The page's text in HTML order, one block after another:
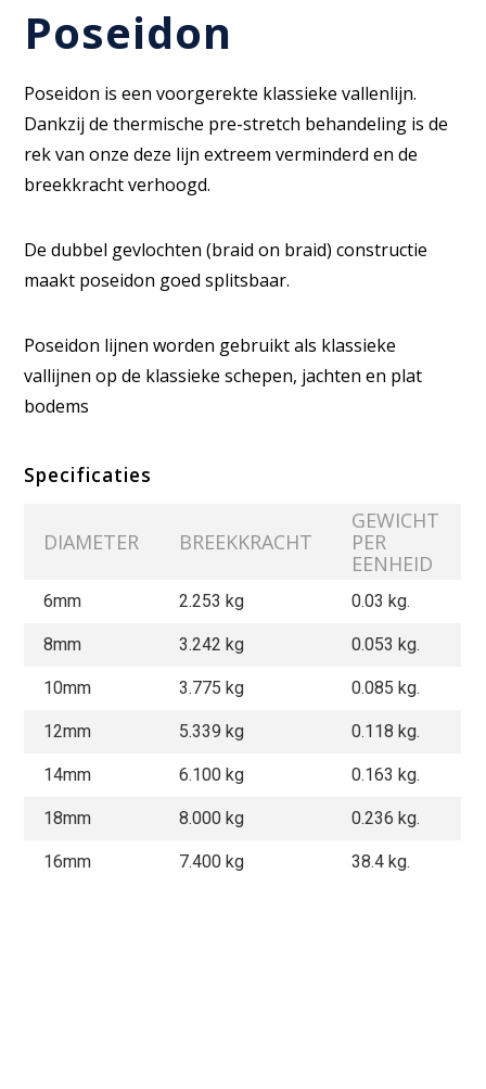
Poseidon
Poseidon is een voorgerekte klassieke vallenlijn.
Dankzij de thermische pre-stretch behandeling is de
rek van onze deze lijn extreem verminderd en de
breekkracht verhoogd.
De dubbel gevlochten (braid on braid) constructie
maakt poseidon goed splitsbaar.
Poseidon lijnen worden gebruikt als klassieke
vallijnen op de klassieke schepen, jachten en plat
bodems
Specificaties
DIAMETER BREEKKRACHT
GEWICHT
PER
EENHEID
6mm 2.253 kg 0.03 kg.
8mm 3.242 kg 0.053 kg.
10mm 3.775 kg 0.085 kg.
12mm 5.339 kg 0.118 kg.
14mm 6.100 kg 0.163 kg.
18mm 8.000 kg 0.236 kg.
16mm 7.400 kg 38.4 kg.